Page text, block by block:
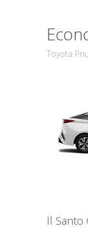
Toyota
Il Santo